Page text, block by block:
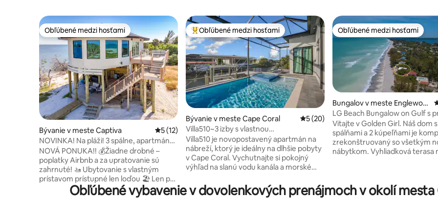
Obľúbené medzi hosťami
Obľúbené medzi hosťami
Bývanie v meste Captiva Priemerné ohodnotenie 5 z 5, počet hodnotení: 12
5 (12)
NOVINKA! Na pláži! 3 spálne, apartmány,
udržateľný domov + prístavisko
NOVÁ PONUKA!! 💰Žiadne drobné –
poplatky Airbnb a za upratovanie sú
zahrnuté! 🚤 Ubytovanie s vlastným
prístavom prístupné len loďou 🏖️ Len pár
krokov od nedotknutej pláže 🌊
Panoramatický výhľad na vodu z každej
Najobľúbenejšie medzi hosťami
Obľúbené medzi hosťami
Bývanie v meste Cape Coral Priemerné ohodnotenie 5 z 5, počet
5 (20)
Villa510~3 izby s vlastnou
kúpeľňou~prístup k zálivu, vyhrievaný
vírivkový bazén
Villa510 je novopostavený apartmán na
nábreží, ktorý je ideálny na dlhšie pobyty
v Cape Coral. Vychutnajte si pokojný
výhľad na slanú vodu kanála a morské
svojom súkromnom vyhrievanom
bazéne a vírivke – ideálne po celý rok.
Obľúbené medzi hosťami
Obľúbené medzi hosťami
Bungalov v meste Englewoo
d
LG Beach Bungalow on Gulf s
do zálivu a terasou!
Vitajte v Golden Girl. Náš dom
spálňami a 2 kúpeľňami je
zrekonštruovaný so všetkým
nábytkom. Vyhliadková terasa
vysokorýchlostné WI-FI,
spotrebiče, inteligentné
Obľúbené vybavenie v dovolenkových prenájmoch v okolí mesta